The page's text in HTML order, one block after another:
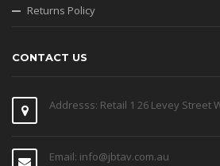
Returns Policy
CONTACT US
Addresss: Retail 1 26 Levey Street
Email: info@jbtav.com.au